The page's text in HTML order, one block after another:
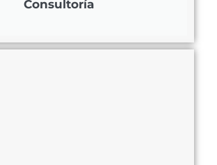
Consultoría